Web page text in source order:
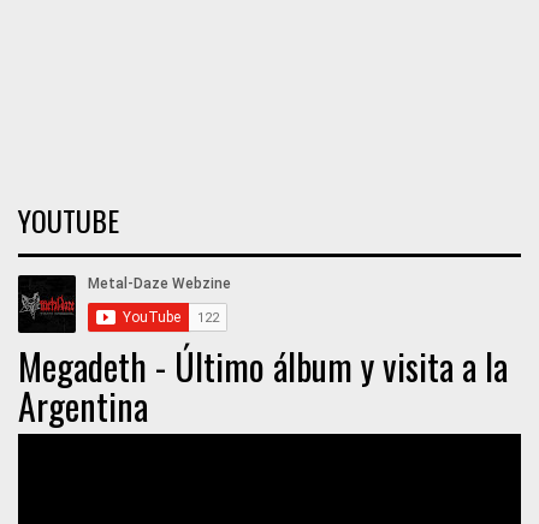
YOUTUBE
Megadeth - Último álbum y visita a la
Argentina